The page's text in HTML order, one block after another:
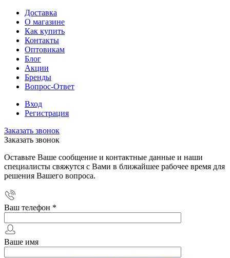
Доставка
О магазине
Как купить
Контакты
Оптовикам
Блог
Акции
Бренды
Вопрос-Ответ
Вход
Регистрация
Заказать звонок
Заказать звонок
Оставьте Ваше сообщение и контактные данные и наши
специалисты свяжутся с Вами в ближайшее рабочее время для
решения Вашего вопроса.
Ваш телефон *
Ваше имя